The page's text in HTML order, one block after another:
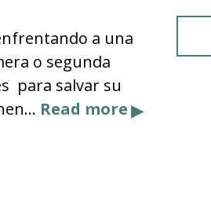
a una
o segunda
para salvar su
Read more